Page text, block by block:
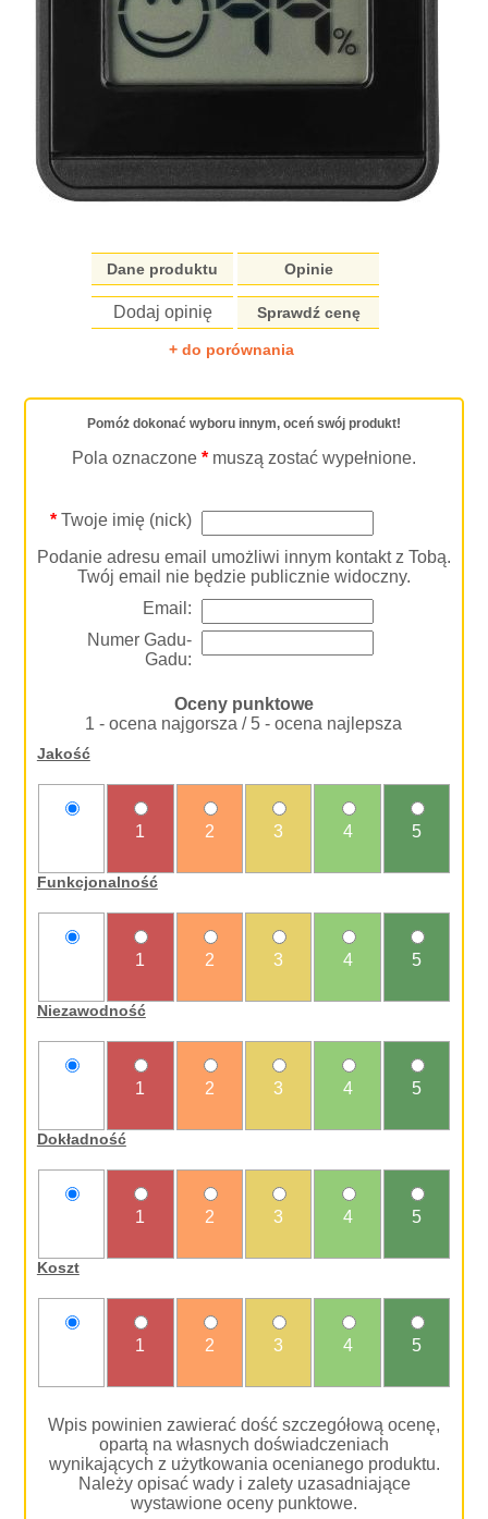
Dane produktu Opinie
Dodaj opinię Sprawdź cenę
+ do porównania
Pomóż dokonać wyboru innym, oceń swój produkt!
Pola oznaczone * muszą zostać wypełnione.
*Twoje imię (nick)
Podanie adresu email umożliwi innym kontakt z Tobą.
Twój email nie będzie publicznie widoczny.
Email:
Numer Gadu-
Gadu:
Oceny punktowe
1 - ocena najgorsza / 5 - ocena najlepsza
Jakość
1 2 3 4 5
Funkcjonalność
1 2 3 4 5
Niezawodność
1 2 3 4 5
Dokładność
1 2 3 4 5
Koszt
1 2 3 4 5
Wpis powinien zawierać dość szczegółową ocenę,
opartą na własnych doświadczeniach
wynikających z użytkowania ocenianego produktu.
Należy opisać wady i zalety uzasadniające
wystawione oceny punktowe.